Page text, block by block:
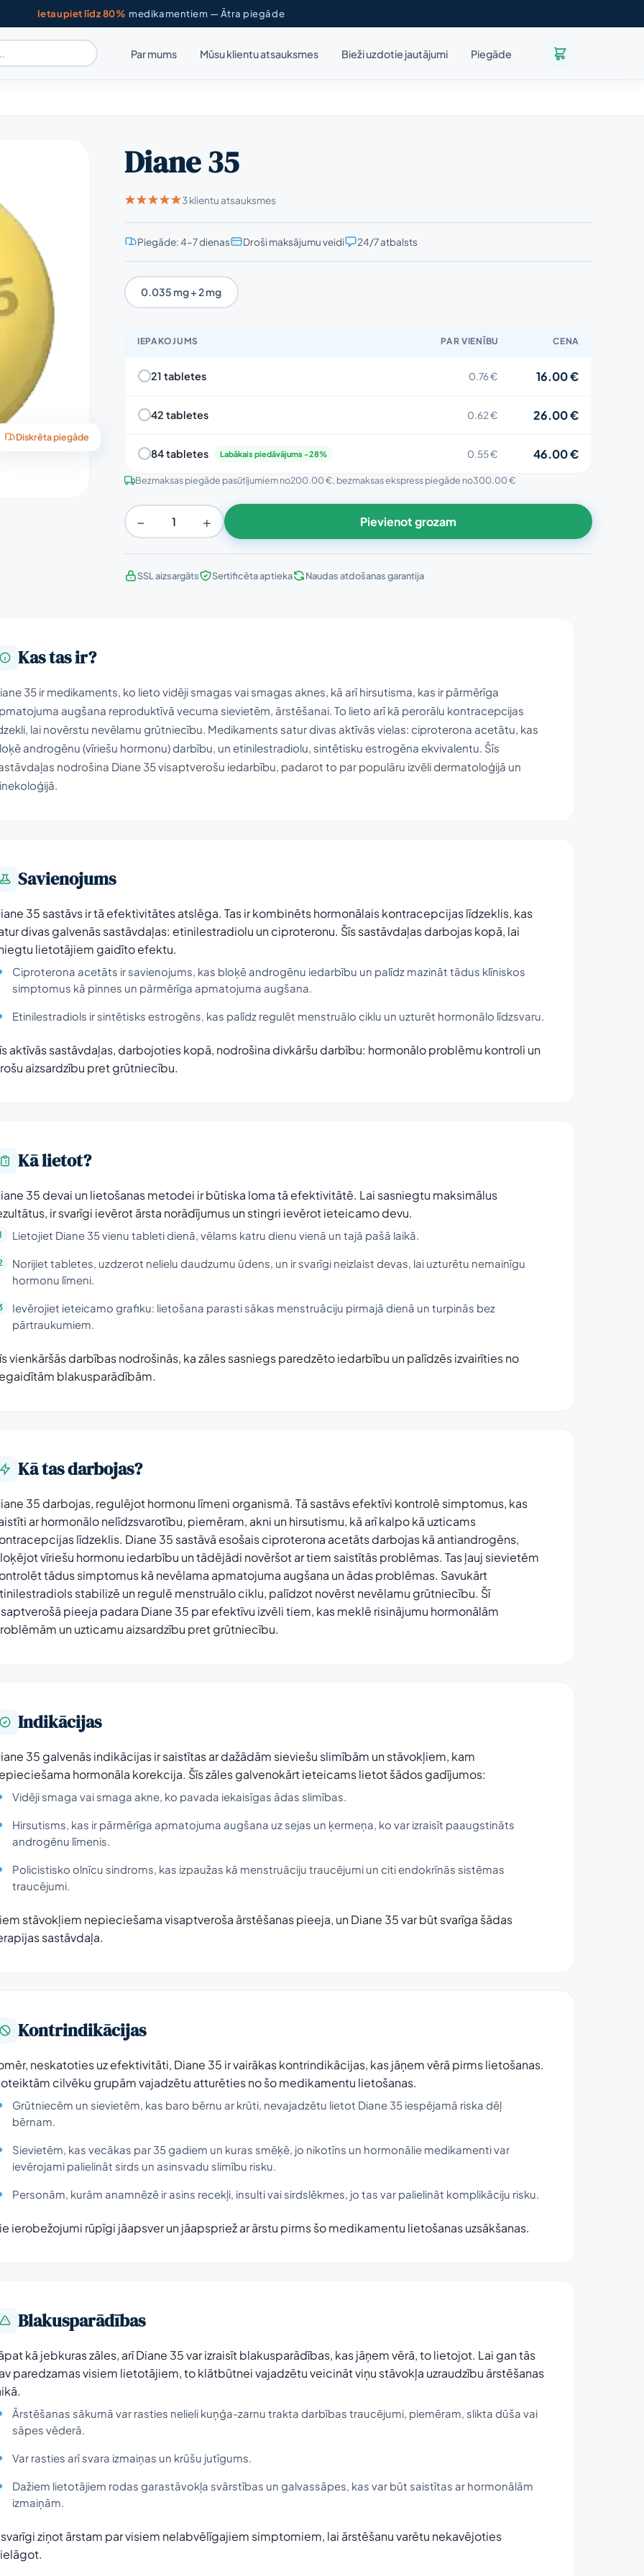
Ietaupiet līdz 80% medikamentiem — Ātra piegāde
Par mums Mūsu klientu atsauksmes Bieži uzdotie jautājumi Piegāde
Diskrēta piegāde
Diane 35
3 klientu atsauksmes
Piegāde: 4–7 dienas Droši maksājumu veidi 24/7 atbalsts
0.035 mg + 2 mg
IEPAKOJUMS PAR VIENĪBU CENA
21 tabletes 0.76 € 16.00 €
42 tabletes 0.62 € 26.00 €
84 tabletes Labākais piedāvājums -28% 0.55 € 46.00 €
Bezmaksas piegāde pasūtījumiem no200.00 €, bezmaksas ekspress piegāde no300.00 €
− + Pievienot grozam
SSL aizsargāts Sertificēta aptieka Naudas atdošanas garantija
Kas tas ir?
35 ir medikaments, ko lieto vidēji smagas vai smagas aknes, kā arī hirsutisma, kas ir pārmērīga
augšana reproduktīvā vecuma sievietēm, ārstēšanai. To lieto arī kā perorālu kontracepcijas
lai novērstu nevēlamu grūtniecību. Medikaments satur divas aktīvās vielas: ciproterona acetātu, kas
androgēnu (vīriešu hormonu) darbību, un etinilestradiolu, sintētisku estrogēna ekvivalentu. Šīs
nodrošina Diane 35 visaptverošu iedarbību, padarot to par populāru izvēli dermatoloģijā un
Savienojums
35 sastāvs ir tā efektivitātes atslēga. Tas ir kombinēts hormonālais kontracepcijas līdzeklis, kas
divas galvenās sastāvdaļas: etinilestradiolu un ciproteronu. Šīs sastāvdaļas darbojas kopā, lai
lietotājiem gaidīto efektu.
Ciproterona acetāts ir savienojums, kas bloķē androgēnu iedarbību un palīdz mazināt tādus klīniskos
simptomus kā pinnes un pārmērīga apmatojuma augšana.
Etinilestradiols ir sintētisks estrogēns, kas palīdz regulēt menstruālo ciklu un uzturēt hormonālo līdzsvaru.
aktīvās sastāvdaļas, darbojoties kopā, nodrošina divkāršu darbību: hormonālo problēmu kontroli un
aizsardzību pret grūtniecību.
Kā lietot?
35 devai un lietošanas metodei ir būtiska loma tā efektivitātē. Lai sasniegtu maksimālus
ir svarīgi ievērot ārsta norādījumus un stingri ievērot ieteicamo devu.
Lietojiet Diane 35 vienu tableti dienā, vēlams katru dienu vienā un tajā pašā laikā.
Norijiet tabletes, uzdzerot nelielu daudzumu ūdens, un ir svarīgi neizlaist devas, lai uzturētu nemainīgu
hormonu līmeni.
Ievērojiet ieteicamo grafiku: lietošana parasti sākas menstruāciju pirmajā dienā un turpinās bez
pārtraukumiem.
vienkāršās darbības nodrošinās, ka zāles sasniegs paredzēto iedarbību un palīdzēs izvairīties no
blakusparādībām.
Kā tas darbojas?
35 darbojas, regulējot hormonu līmeni organismā. Tā sastāvs efektīvi kontrolē simptomus, kas
ar hormonālo nelīdzsvarotību, piemēram, akni un hirsutismu, kā arī kalpo kā uzticams
līdzeklis. Diane 35 sastāvā esošais ciproterona acetāts darbojas kā antiandrogēns,
vīriešu hormonu iedarbību un tādējādi novēršot ar tiem saistītās problēmas. Tas ļauj sievietēm
tādus simptomus kā nevēlama apmatojuma augšana un ādas problēmas. Savukārt
stabilizē un regulē menstruālo ciklu, palīdzot novērst nevēlamu grūtniecību. Šī
pieeja padara Diane 35 par efektīvu izvēli tiem, kas meklē risinājumu hormonālām
un uzticamu aizsardzību pret grūtniecību.
Indikācijas
35 galvenās indikācijas ir saistītas ar dažādām sieviešu slimībām un stāvokļiem, kam
hormonāla korekcija. Šīs zāles galvenokārt ieteicams lietot šādos gadījumos:
Vidēji smaga vai smaga akne, ko pavada iekaisīgas ādas slimības.
Hirsutisms, kas ir pārmērīga apmatojuma augšana uz sejas un ķermeņa, ko var izraisīt paaugstināts
androgēnu līmenis.
Policistisko olnīcu sindroms, kas izpaužas kā menstruāciju traucējumi un citi endokrīnās sistēmas
traucējumi.
stāvokļiem nepieciešama visaptveroša ārstēšanas pieeja, un Diane 35 var būt svarīga šādas
sastāvdaļa.
Kontrindikācijas
neskatoties uz efektivitāti, Diane 35 ir vairākas kontrindikācijas, kas jāņem vērā pirms lietošanas.
cilvēku grupām vajadzētu atturēties no šo medikamentu lietošanas.
Grūtniecēm un sievietēm, kas baro bērnu ar krūti, nevajadzētu lietot Diane 35 iespējamā riska dēļ
bērnam.
Sievietēm, kas vecākas par 35 gadiem un kuras smēķē, jo nikotīns un hormonālie medikamenti var
ievērojami palielināt sirds un asinsvadu slimību risku.
Personām, kurām anamnēzē ir asins recekļi, insulti vai sirdslēkmes, jo tas var palielināt komplikāciju risku.
ierobežojumi rūpīgi jāapsver un jāapspriež ar ārstu pirms šo medikamentu lietošanas uzsākšanas.
Blakusparādības
kā jebkuras zāles, arī Diane 35 var izraisīt blakusparādības, kas jāņem vērā, to lietojot. Lai gan tās
paredzamas visiem lietotājiem, to klātbūtnei vajadzētu veicināt viņu stāvokļa uzraudzību ārstēšanas
Ārstēšanas sākumā var rasties nelieli kuņģa-zarnu trakta darbības traucējumi, piemēram, slikta dūša vai
sāpes vēderā.
Var rasties arī svara izmaiņas un krūšu jutīgums.
Dažiem lietotājiem rodas garastāvokļa svārstības un galvassāpes, kas var būt saistītas ar hormonālām
izmaiņām.
svarīgi ziņot ārstam par visiem nelabvēlīgajiem simptomiem, lai ārstēšanu varētu nekavējoties